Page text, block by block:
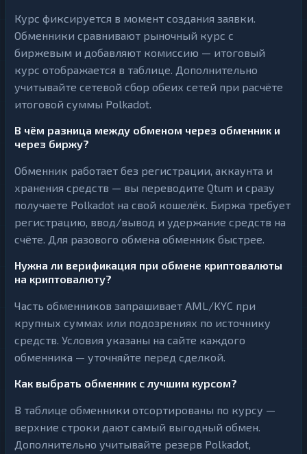
Курс фиксируется в момент создания заявки.
Обменники сравнивают рыночный курс с
биржевым и добавляют комиссию — итоговый
курс отображается в таблице. Дополнительно
учитывайте сетевой сбор обеих сетей при расчёте
итоговой суммы Polkadot.
В чём разница между обменом через обменник и
через биржу?
Обменник работает без регистрации, аккаунта и
хранения средств — вы переводите Qtum и сразу
получаете Polkadot на свой кошелёк. Биржа требует
регистрацию, ввод/вывод и удержание средств на
счёте. Для разового обмена обменник быстрее.
Нужна ли верификация при обмене криптовалюты
на криптовалюту?
Часть обменников запрашивает AML/KYC при
крупных суммах или подозрениях по источнику
средств. Условия указаны на сайте каждого
обменника — уточняйте перед сделкой.
Как выбрать обменник с лучшим курсом?
В таблице обменники отсортированы по курсу —
верхние строки дают самый выгодный обмен.
Дополнительно учитывайте резерв Polkadot,